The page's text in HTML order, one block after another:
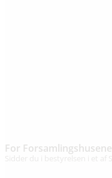
For Forsamlingshusene